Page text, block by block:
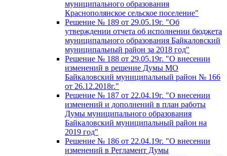
муниципального образования
Краснополянское сельское поселение"
Решение № 189 от 29.05.19г. "Об
утверждении отчета об исполнении бюджета
муниципального образования Байкаловский
муниципальный район за 2018 год"
Решение № 188 от 29.05.19г. "О внесении
изменений в решение Думы МО
Байкаловский муниципальный район № 166
от 26.12.2018г."
Решение № 187 от 22.04.19г. "О внесении
изменений и дополнений в план работы
Думы муниципального образования
Байкаловский муниципальный район на
2019 год"
Решение № 186 от 22.04.19г. "О внесении
изменений в Регламент Думы